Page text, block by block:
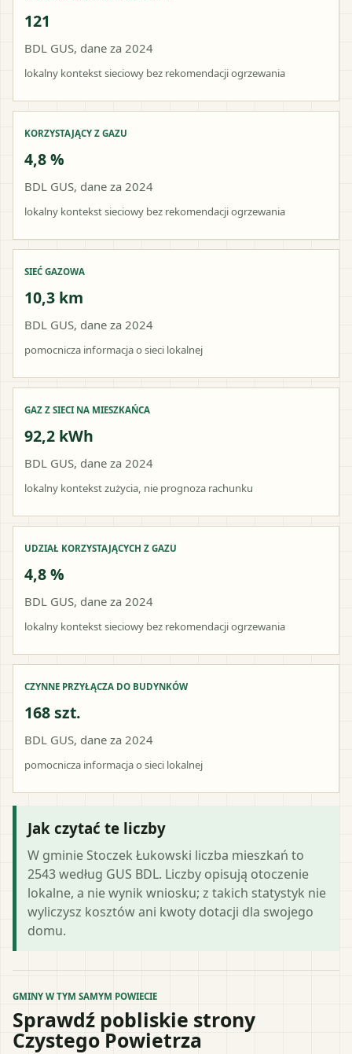
121
BDL GUS, dane za 2024
lokalny kontekst sieciowy bez rekomendacji ogrzewania
KORZYSTAJĄCY Z GAZU
4,8 %
BDL GUS, dane za 2024
lokalny kontekst sieciowy bez rekomendacji ogrzewania
SIEĆ GAZOWA
10,3 km
BDL GUS, dane za 2024
pomocnicza informacja o sieci lokalnej
GAZ Z SIECI NA MIESZKAŃCA
92,2 kWh
BDL GUS, dane za 2024
lokalny kontekst zużycia, nie prognoza rachunku
UDZIAŁ KORZYSTAJĄCYCH Z GAZU
4,8 %
BDL GUS, dane za 2024
lokalny kontekst sieciowy bez rekomendacji ogrzewania
CZYNNE PRZYŁĄCZA DO BUDYNKÓW
168 szt.
BDL GUS, dane za 2024
pomocnicza informacja o sieci lokalnej
Jak czytać te liczby
W gminie Stoczek Łukowski liczba mieszkań to
2543 według GUS BDL. Liczby opisują otoczenie
lokalne, a nie wynik wniosku; z takich statystyk nie
wyliczysz kosztów ani kwoty dotacji dla swojego
domu.
GMINY W TYM SAMYM POWIECIE
Sprawdź pobliskie strony
Czystego Powietrza